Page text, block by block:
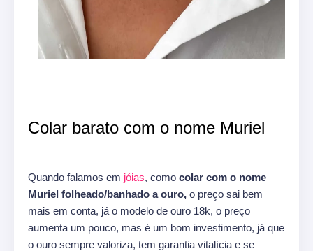
Colar barato com o nome Muriel
Quando falamos em jóias, como colar com o nome
Muriel folheado/banhado a ouro, o preço sai bem
mais em conta, já o modelo de ouro 18k, o preço
aumenta um pouco, mas é um bom investimento, já que
o ouro sempre valoriza, tem garantia vitalícia e se